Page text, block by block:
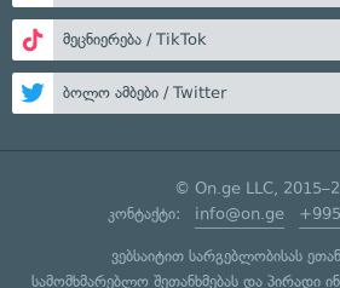
მეცნიერება / TikTok
ბოლო ამბები / Twitter
© On.ge LLC,
კონტაქტი: info@on.ge
ვებსაიტით სარგებლობისას
სამომხმარებლო შეთანხმებასდა პირადი